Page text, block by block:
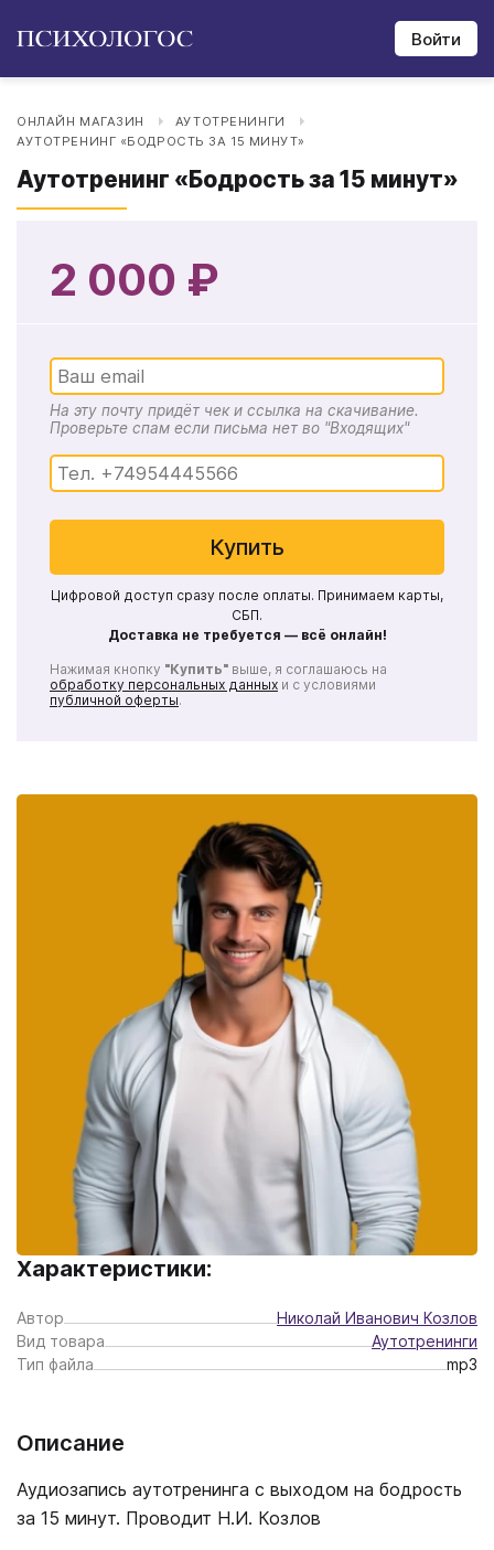
Войти
ОНЛАЙН МАГАЗИН
АУТОТРЕНИНГИ
АУТОТРЕНИНГ «БОДРОСТЬ ЗА 15 МИНУТ»
Аутотренинг «Бодрость за 15 минут»
Характеристики:
Автор
Николай Иванович Козлов
Вид товара
Аутотренинги
Тип файла
mp3
Описание
Аудиозапись аутотренинга с выходом на бодрость
за 15 минут. Проводит Н.И. Козлов
2 000 ₽
На эту почту придёт чек и ссылка на скачивание.
Проверьте спам если письма нет во "Входящих"
Купить
Цифровой доступ сразу после оплаты. Принимаем карты,
СБП.
Доставка не требуется — всё онлайн!
Нажимая кнопку "Купить" выше, я соглашаюсь на
обработку персональных данных и с условиями
публичной оферты.